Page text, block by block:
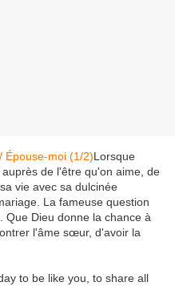
Lorsque
de l'être qu'on aime, de
vie avec sa dulcinée
La fameuse question
Que Dieu donne la chance à
l'âme sœur, d'avoir la
to be like you, to share all